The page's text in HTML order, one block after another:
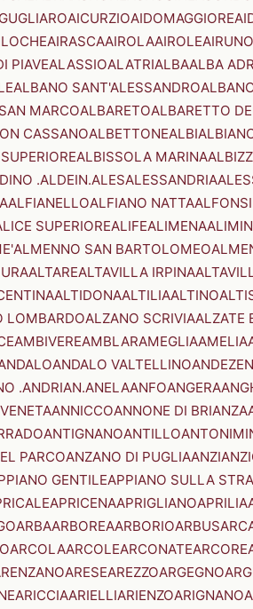
AICURZIOAIDOMAGGIORE
AIRASCAAIROLAAIROLEAIRUNO
PIAVEALASSIOALATRIALBAALBA
ALBANO SANT'ALESSANDRO
MARCOALBARETOALBARETTO
CASSANOALBETTONEALBI
ALBISSOLA MARINA
.ALDEIN.ALESALESSANDRIA
ALFIANELLOALFIANO NATTA
SUPERIOREALIFEALIMENA
ALMENNO SAN BARTOLOMEO
ALTAREALTAVILLA IRPINA
ALTIDONAALTILIAALTINO
LOMBARDOALZANO SCRIVIAALZATE
AMBIVEREAMBLARAMEGLIAAMELIA
ANDALO VALTELLINO
.ANDRIAN.ANELAANFOANGERA
ANNICCOANNONE DI BRIANZA
ANTIGNANOANTILLO
PARCOANZANO DI PUGLIAANZI
GENTILEAPPIANO SULLA
APRICENAAPRIGLIANOAPRILIA
ARBAARBOREAARBORIOARBUS
ARCOLAARCOLEARCONATEARCORE
ARESEAREZZOARGEGNO
ARICCIAARIELLIARIENZOARIGNANO